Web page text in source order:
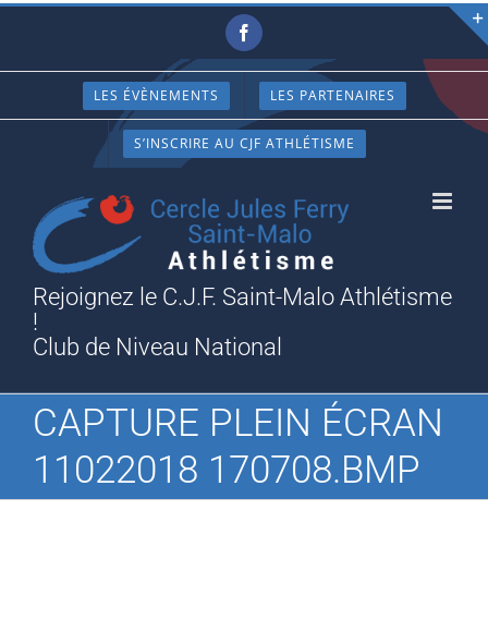
Passer
contenu
Facebook
LES ÉVÈNEMENTS LES PARTENAIRES
S’INSCRIRE AU CJF ATHLÉTISME
Rejoignez le C.J.F. Saint-Malo Athlétisme
!
Club de Niveau National
CAPTURE PLEIN ÉCRAN
11022018 170708.BMP